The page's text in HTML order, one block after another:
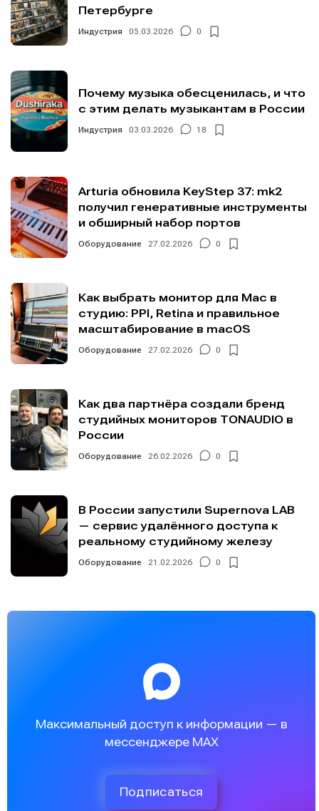
Петербурге
Индустрия 05.03.2026 0
Почему музыка обесценилась, и что
с этим делать музыкантам в России
Индустрия 03.03.2026 18
Arturia обновила KeyStep 37: mk2
получил генеративные инструменты
и обширный набор портов
Оборудование 27.02.2026 0
Как выбрать монитор для Mac в
студию: PPI, Retina и правильное
масштабирование в macOS
Оборудование 27.02.2026 0
Как два партнёра создали бренд
студийных мониторов TONAUDIO в
России
Оборудование 26.02.2026 0
В России запустили Supernova LAB
— сервис удалённого доступа к
реальному студийному железу
Оборудование 21.02.2026 0
Максимальный доступ к информации — в
мессенджере MAX
Подписаться